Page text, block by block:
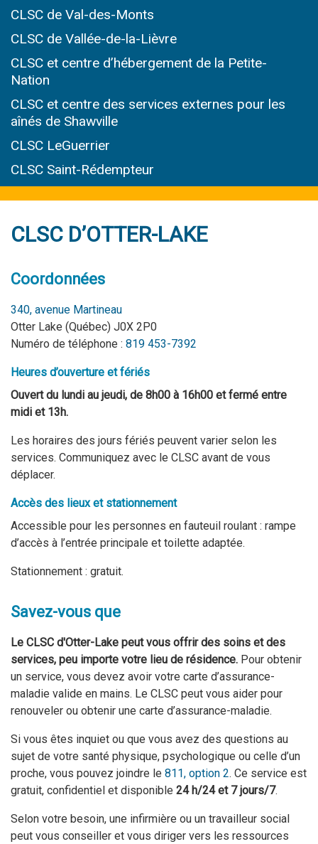
CLSC de Val-des-Monts
CLSC de Vallée-de-la-Lièvre
CLSC et centre d’hébergement de la Petite-
Nation
CLSC et centre des services externes pour les
aînés de Shawville
CLSC LeGuerrier
CLSC Saint-Rédempteur
CLSC D’OTTER-LAKE
Coordonnées
340, avenue Martineau
Otter Lake (Québec) J0X 2P0
Numéro de téléphone : 819 453-7392
Heures d’ouverture et fériés
Ouvert du lundi au jeudi, de 8h00 à 16h00 et fermé entre
midi et 13h.
Les horaires des jours fériés peuvent varier selon les
services. Communiquez avec le CLSC avant de vous
déplacer.
Accès des lieux et stationnement
Accessible pour les personnes en fauteuil roulant : rampe
d’accès à l’entrée principale et toilette adaptée.
Stationnement : gratuit.
Savez-vous que
Le CLSC d'Otter-Lake peut vous offrir des soins et des
services, peu importe votre lieu de résidence. Pour obtenir
un service, vous devez avoir votre carte d’assurance-
maladie valide en mains. Le CLSC peut vous aider pour
renouveler ou obtenir une carte d’assurance-maladie.
Si vous êtes inquiet ou que vous avez des questions au
sujet de votre santé physique, psychologique ou celle d’un
proche, vous pouvez joindre le 811, option 2. Ce service est
gratuit, confidentiel et disponible 24 h/24 et 7 jours/7.
Selon votre besoin, une infirmière ou un travailleur social
peut vous conseiller et vous diriger vers les ressources